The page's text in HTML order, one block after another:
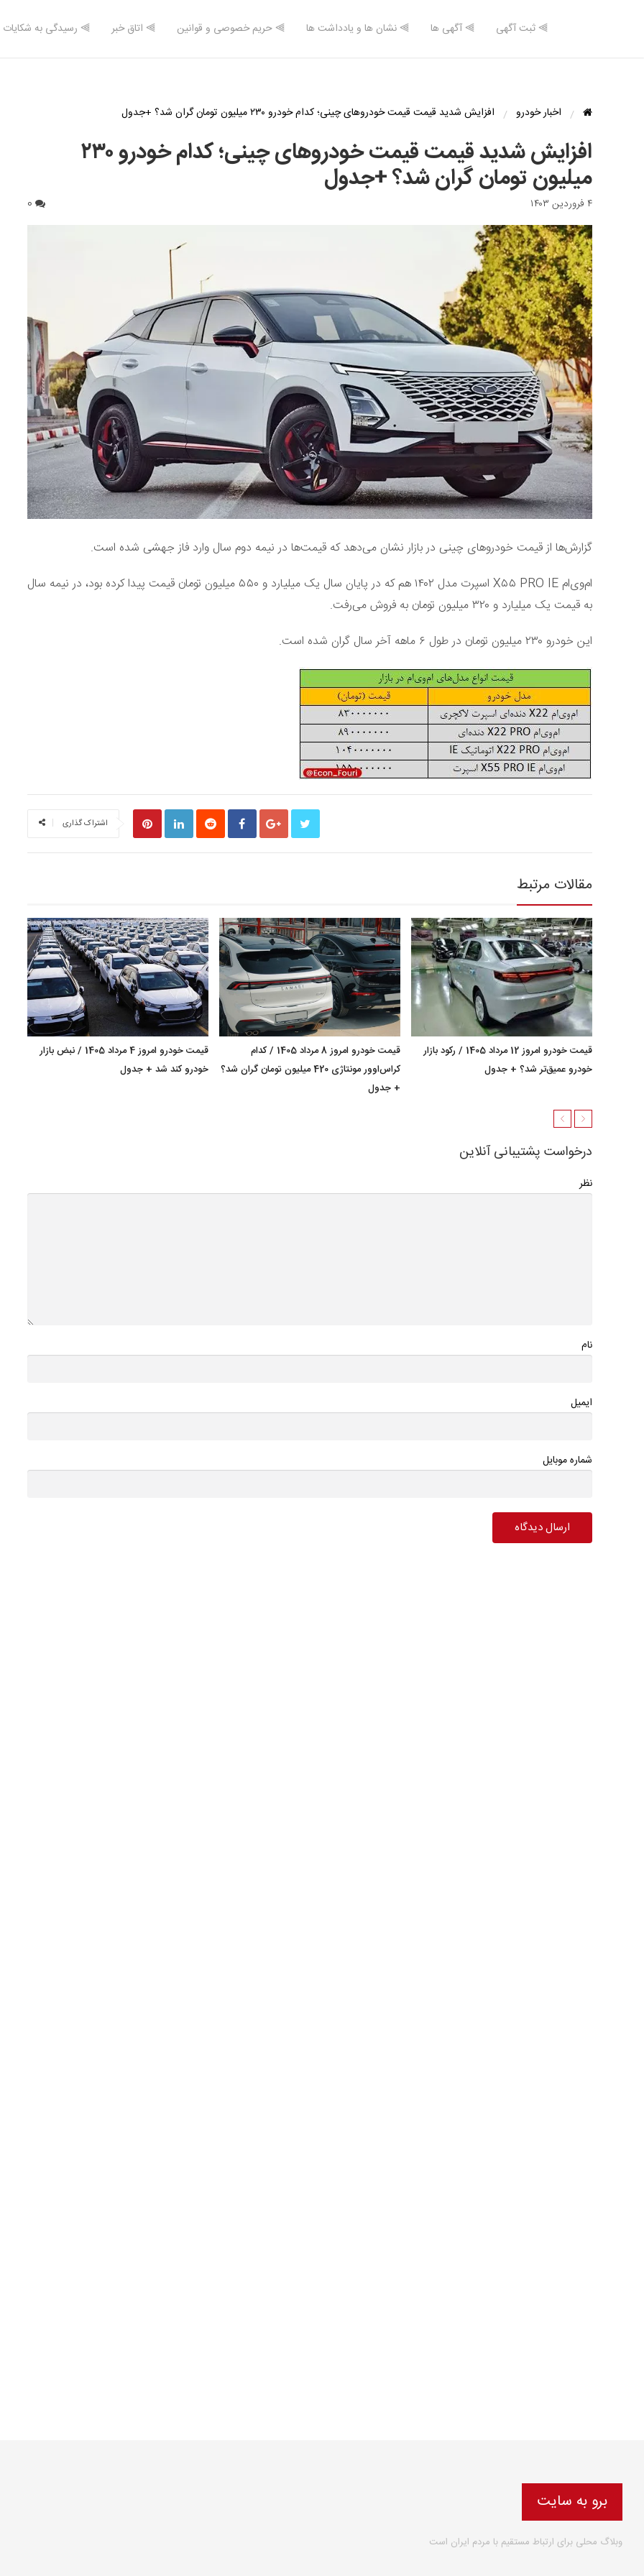
⫸ ثبت آگهی ⫸ آگهی ها ⫸ نشان ها و یادداشت ها ⫸ حریم خصوصی و قوانین ⫸ اتاق خبر ⫸ رسیدگی به شکایات
اخبار خودرو افزایش شدید قیمت قیمت خودروهای چینی؛ کدام خودرو ۲۳۰ میلیون تومان گران شد؟ +جدول
افزایش شدید قیمت قیمت خودروهای چینی؛ کدام خودرو ۲۳۰
میلیون تومان گران شد؟ +جدول
۴ فروردین ۱۴۰۳
گزارش‌ها از قیمت خودروهای چینی در بازار نشان می‌دهد که قیمت‌ها در نیمه دوم سال وارد فاز جهشی شده است.
ام‌وی‌ام X۵۵ PRO IE اسپرت مدل ۱۴۰۲ هم که در پایان سال یک میلیارد و ۵۵۰ میلیون تومان قیمت پیدا کرده بود، در نیمه سال
به قیمت یک میلیارد و ۳۲۰ میلیون تومان به فروش می‌رفت.
این خودرو ۲۳۰ میلیون تومان در طول ۶ ماهه آخر سال گران شده است.
اشتراک گذاری
مقالات مرتبط
قیمت خودرو امروز 12 مرداد 1405 / رکود بازار
خودرو عمیق‌تر شد؟ + جدول
قیمت خودرو امروز 8 مرداد 1405 / کدام
کراس‌اوور مونتاژی 420 میلیون تومان گران شد؟
+ جدول
قیمت خودرو امروز 4 مرداد 1405 / نبض بازار
خودرو کند شد + جدول
+
درخواست پشتیبانی آنلاین
نظر
نام
ایمیل
شماره موبایل
برو به سایت
وبلاگ محلی برای ارتباط مستقیم با مردم ایران است